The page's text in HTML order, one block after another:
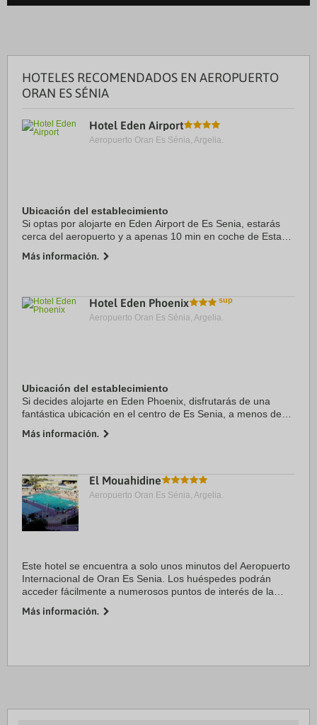
HOTELES RECOMENDADOS EN AEROPUERTO
ORAN ES SÉNIA
Hotel Eden Airport
Aeropuerto Oran Es Sénia, Argelia.
Ubicación del establecimiento
Si optas por alojarte en Eden Airport de Es Senia, estarás
cerca del aeropuerto y a apenas 10 min en coche de Estadio
de Mezquita de Abdelhamid Ben ...
Más información.
Hotel Eden Phoenix
Aeropuerto Oran Es Sénia, Argelia.
Ubicación del establecimiento
Si decides alojarte en Eden Phoenix, disfrutarás de una
fantástica ubicación en el centro de Es Senia, a menos de
y Estadio Ahmed Zabana. Además, ...
Más información.
El Mouahidine
Aeropuerto Oran Es Sénia, Argelia.
Este hotel se encuentra a solo unos minutos del Aeropuerto
Internacional de Oran Es Senia. Los huéspedes podrán
acceder fácilmente a numerosos puntos de interés de la
Sagrado Corazón, el ...
Más información.